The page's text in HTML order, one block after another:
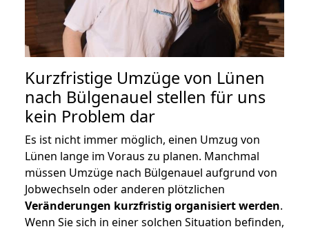
Kurzfristige Umzüge von Lünen
nach Bülgenauel stellen für uns
kein Problem dar
Es ist nicht immer möglich, einen Umzug von
Lünen lange im Voraus zu planen. Manchmal
müssen Umzüge nach Bülgenauel aufgrund von
Jobwechseln oder anderen plötzlichen
Veränderungen kurzfristig organisiert werden.
Wenn Sie sich in einer solchen Situation befinden,